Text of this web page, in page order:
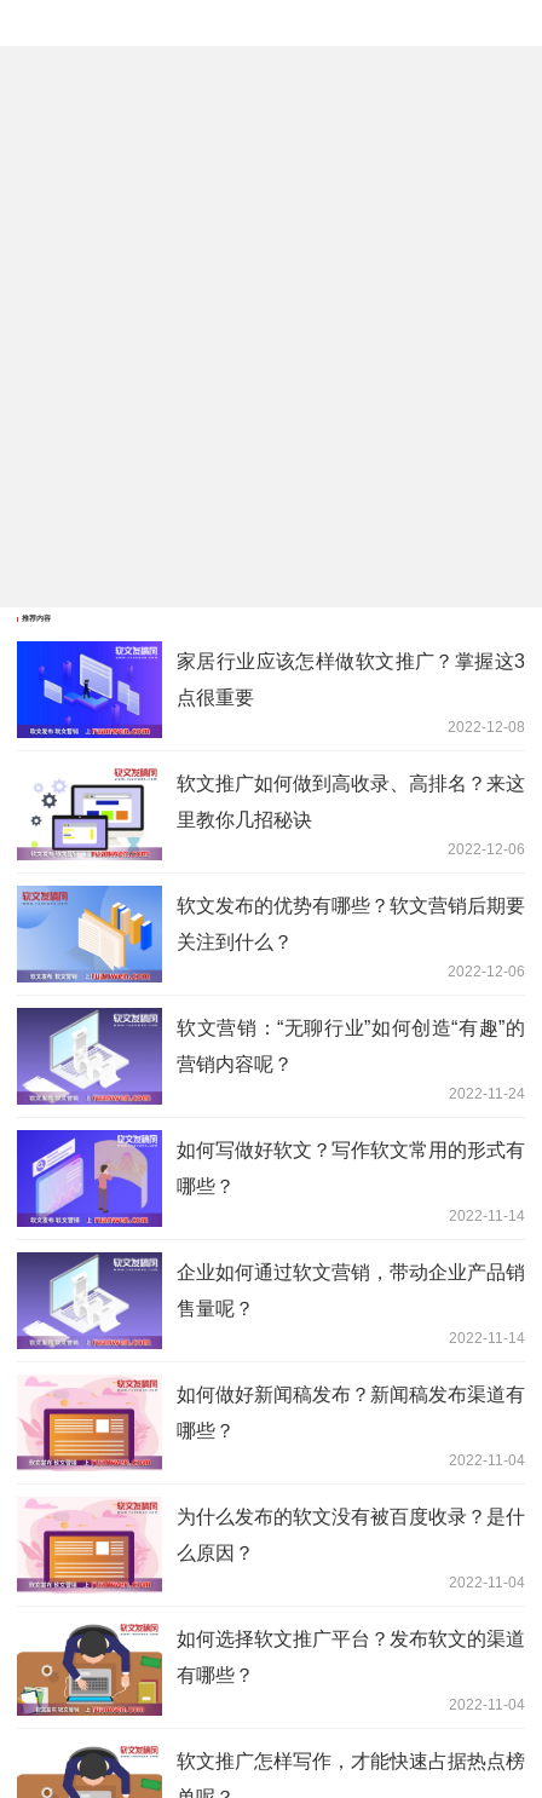
推荐内容
家居行业应该怎样做软文推广？掌握这3
点很重要
2022-12-08
软文推广如何做到高收录、高排名？来这
里教你几招秘诀
2022-12-06
软文发布的优势有哪些？软文营销后期要
关注到什么？
2022-12-06
软文营销：“无聊行业”如何创造“有趣”的
营销内容呢？
2022-11-24
如何写做好软文？写作软文常用的形式有
哪些？
2022-11-14
企业如何通过软文营销，带动企业产品销
售量呢？
2022-11-14
如何做好新闻稿发布？新闻稿发布渠道有
哪些？
2022-11-04
为什么发布的软文没有被百度收录？是什
么原因？
2022-11-04
如何选择软文推广平台？发布软文的渠道
有哪些？
2022-11-04
软文推广怎样写作，才能快速占据热点榜